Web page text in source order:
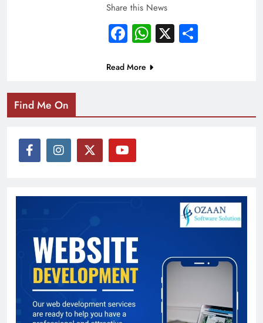
Share this News
Facebook
WhatsApp
X Share
Read More
Find Me On